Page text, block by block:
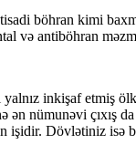
böhran kimi
və antiböhran
inkişaf etmiş
nümunəvi çıxış
işidir. Dövlətiniz isə